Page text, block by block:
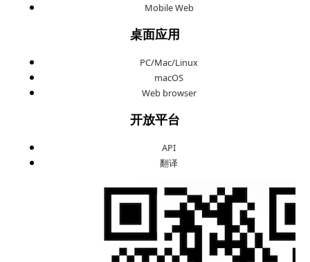
Mobile Web
桌面应用
PC/Mac/Linux
macOS
Web browser
开放平台
API
翻译